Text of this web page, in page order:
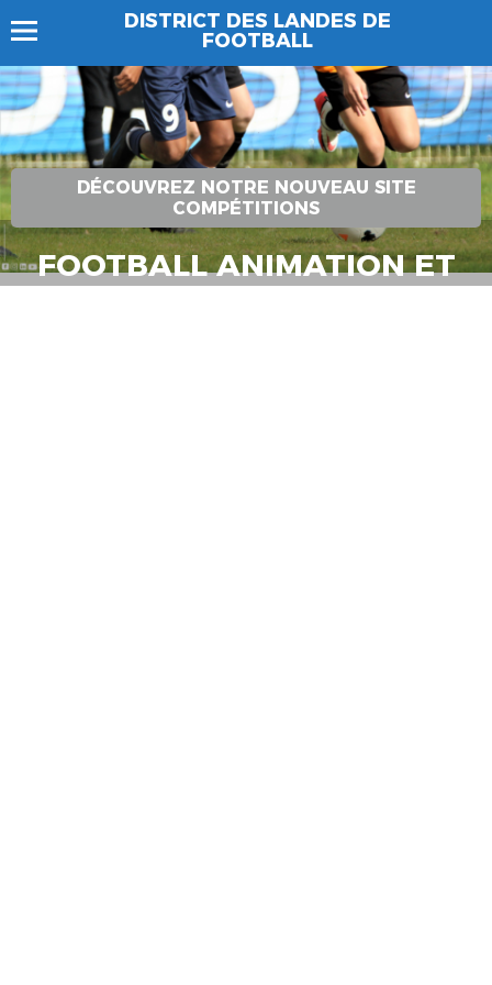
DISTRICT DES LANDES DE
FOOTBALL
FOOTBALL ANIMATION ET
DÉCOUVREZ NOTRE NOUVEAU SITE
COMPÉTITIONS